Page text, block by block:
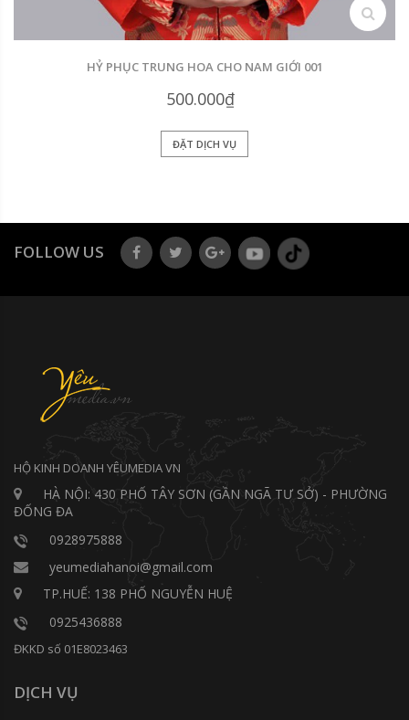
search
HỶ PHỤC TRUNG HOA CHO NAM GIỚI 001
500.000₫
ĐẶT DỊCH VỤ
FOLLOW US
HỘ KINH DOANH YÊUMEDIA VN
HÀ NỘI: 430 PHỐ TÂY SƠN (GẦN NGÃ TƯ SỞ) - PHƯỜNG
ĐỐNG ĐA
0928975888
yeumediahanoi@gmail.com
TP.HUẾ: 138 PHỐ NGUYỄN HUỆ
0925436888
ĐKKD số 01E8023463
DỊCH VỤ